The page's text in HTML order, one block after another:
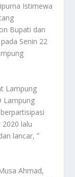
Istimewa
Bupati dan
Senin 22
Lampung
Lampung
lalu
lancar, ”
Ahmad,